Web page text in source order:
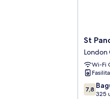
St
Pancras
Inn
London
City
Centre
St
London
Wi-Fi
7.8
dari
7,8
325